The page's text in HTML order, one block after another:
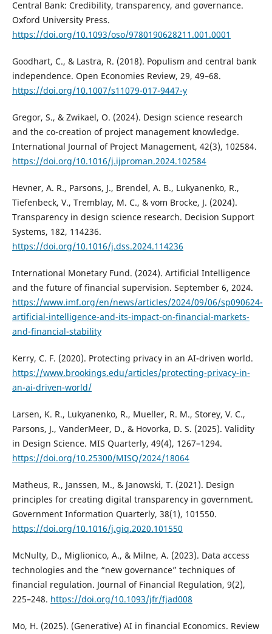
Central Bank: Credibility, transparency, and governance.
Oxford University Press.
https://doi.org/10.1093/oso/9780190628211.001.0001
Goodhart, C., & Lastra, R. (2018). Populism and central bank
independence. Open Economies Review, 29, 49–68.
https://doi.org/10.1007/s11079-017-9447-y
Gregor, S., & Zwikael, O. (2024). Design science research
and the co-creation of project management knowledge.
International Journal of Project Management, 42(3), 102584.
https://doi.org/10.1016/j.ijproman.2024.102584
Hevner, A. R., Parsons, J., Brendel, A. B., Lukyanenko, R.,
Tiefenbeck, V., Tremblay, M. C., & vom Brocke, J. (2024).
Transparency in design science research. Decision Support
Systems, 182, 114236.
https://doi.org/10.1016/j.dss.2024.114236
International Monetary Fund. (2024). Artificial Intelligence
and the future of financial supervision. September 6, 2024.
https://www.imf.org/en/news/articles/2024/09/06/sp090624-
artificial-intelligence-and-its-impact-on-financial-markets-
and-financial-stability
Kerry, C. F. (2020). Protecting privacy in an AI-driven world.
https://www.brookings.edu/articles/protecting-privacy-in-
an-ai-driven-world/
Larsen, K. R., Lukyanenko, R., Mueller, R. M., Storey, V. C.,
Parsons, J., VanderMeer, D., & Hovorka, D. S. (2025). Validity
in Design Science. MIS Quarterly, 49(4), 1267–1294.
https://doi.org/10.25300/MISQ/2024/18064
Matheus, R., Janssen, M., & Janowski, T. (2021). Design
principles for creating digital transparency in government.
Government Information Quarterly, 38(1), 101550.
https://doi.org/10.1016/j.giq.2020.101550
McNulty, D., Miglionico, A., & Milne, A. (2023). Data access
technologies and the “new governance” techniques of
financial regulation. Journal of Financial Regulation, 9(2),
225–248. https://doi.org/10.1093/jfr/fjad008
Mo, H. (2025). (Generative) AI in financial Economics. Review